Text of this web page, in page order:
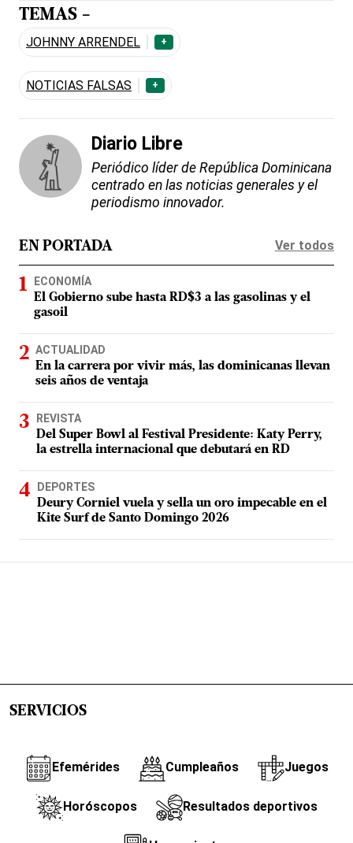
TEMAS -
JOHNNY ARRENDEL +
NOTICIAS FALSAS +
Diario Libre
Periódico líder de República Dominicana
centrado en las noticias generales y el
periodismo innovador.
EN PORTADA Ver todos
ECONOMÍA
El Gobierno sube hasta RD$3 a las gasolinas y el
gasoil
ACTUALIDAD
En la carrera por vivir más, las dominicanas llevan
seis años de ventaja
REVISTA
Del Super Bowl al Festival Presidente: Katy Perry,
la estrella internacional que debutará en RD
DEPORTES
Deury Corniel vuela y sella un oro impecable en el
Kite Surf de Santo Domingo 2026
SERVICIOS
Efemérides Cumpleaños Juegos
Horóscopos Resultados deportivos